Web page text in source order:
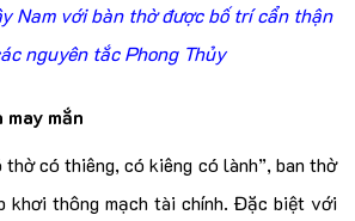
Nam với bàn thờ được bố trí cẩn thận
nguyên tắc Phong Thủy
mắn
thờ có thiêng, có kiêng có lành”, ban thờ
khơi thông mạch tài chính. Đặc biệt với